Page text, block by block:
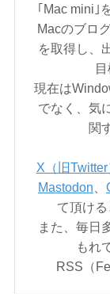
｢Mac mini｣
Macのブロ
を取得し、
現在は
でなく、気
関
X（旧Twitter
Mastodon
て頂け
また、毎日
もれ
RSS（